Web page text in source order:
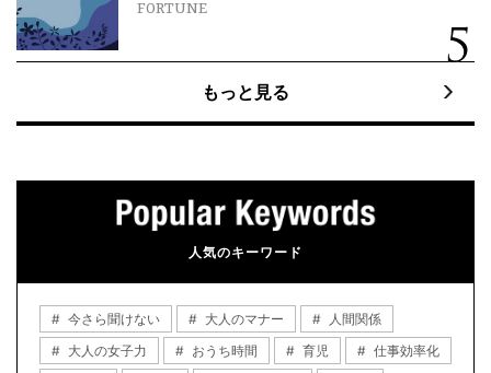
FORTUNE
もっと見る
人気のキーワード
今さら聞けない 大人のマナー
人間関係
大人の女子力
おうち時間 育児
仕事効率化